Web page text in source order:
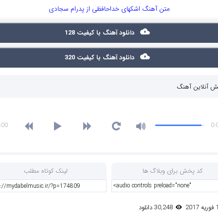
متن آهنگ اشکهای خداحافظی از پدرام سجادی
دانلود آهنگ با کیفیت 128
دانلود آهنگ با کیفیت 320
آنلاین آهنگ
کد پخش برای وبلاگ ها لینک کوتاه مطلب
30,248 دانلود